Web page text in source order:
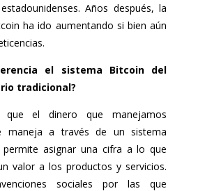
Años después, la
ha ido aumentando si bien aún
el sistema Bitcoin del
tradicional?
el dinero que manejamos
maneja a través de un sistema
asignar una cifra a lo que
valor a los productos y servicios.
sociales por las que